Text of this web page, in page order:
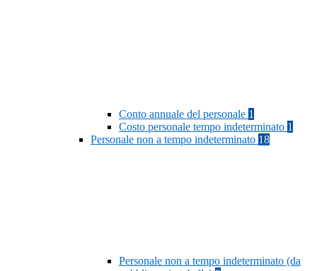
Conto annuale del personale 1
Costo personale tempo indeterminato 1
Personale non a tempo indeterminato 18
Personale non a tempo indeterminato (da